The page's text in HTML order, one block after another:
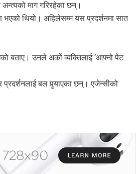
माग गरिरहेका छन्।
भएको थियो। अहिलेसम्म यस प्रदर्शनमा सात
बताए। उनले अर्को व्यक्तिलाई ‘आफ्नो पेट
प्रदर्शनलाई बल पुर्‍याएका छन्। एजेन्सीको